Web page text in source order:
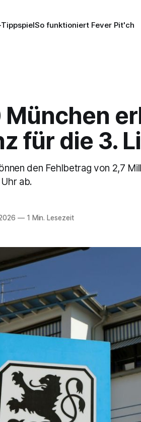
So funktioniert Fever Pit'ch
München
für die 3.
den Fehlbetrag von 2,7
ab.
—1 Min. Lesezeit